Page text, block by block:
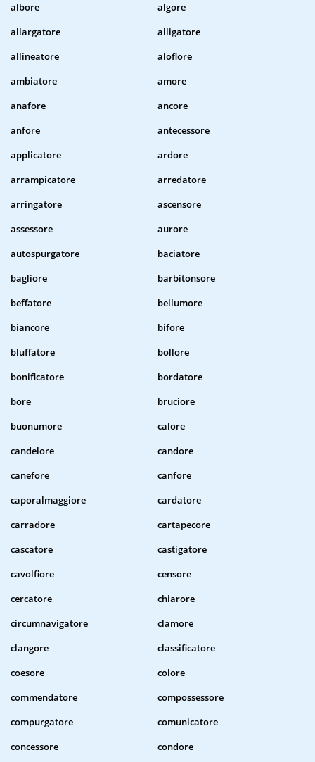
albore
algore
allargatore
alligatore
allineatore
aloflore
ambiatore
amore
anafore
ancore
anfore
antecessore
applicatore
ardore
arrampicatore
arredatore
arringatore
ascensore
assessore
aurore
autospurgatore
baciatore
bagliore
barbitonsore
beffatore
bellumore
biancore
bifore
bluffatore
bollore
bonificatore
bordatore
bore
bruciore
buonumore
calore
candelore
candore
canefore
canfore
caporalmaggiore
cardatore
carradore
cartapecore
cascatore
castigatore
cavolfiore
censore
cercatore
chiarore
circumnavigatore
clamore
clangore
classificatore
coesore
colore
commendatore
compossessore
compurgatore
comunicatore
concessore
condore